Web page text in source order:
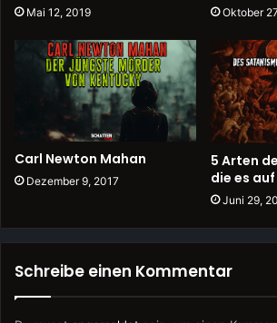
Mai 12, 2019 Oktober
Carl Newton Mahan
Dezember 9, 2017
5 Arten
die es
Juni 29,
Schreibe einen Kommentar